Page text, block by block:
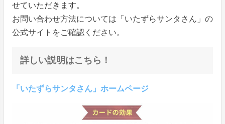
せていただきます。
お問い合わせ方法については「いたずらサンタさん」の
公式サイトをご確認ください。
詳しい説明はこちら！
「いたずらサンタさん」ホームページ